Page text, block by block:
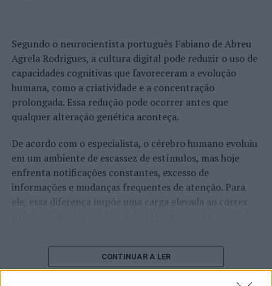
Segundo o neurocientista português Fabiano de Abreu
Agrela Rodrigues, a cultura digital pode reduzir o uso de
capacidades cognitivas que favoreceram a evolução
humana, como a criatividade e a concentração
prolongada. Essa redução pode ocorrer antes que
qualquer alteração genética aconteça.
De acordo com o especialista, o cérebro humano evoluiu
em um ambiente de escassez de estímulos, mas hoje
enfrenta notificações constantes, excesso de
informações e mudanças frequentes de atenção. Para
ele, essa diferença impõe uma carga elevada ao córtex
O pesquisador afirma que plataformas digitais também
estimulam continuamente o sistema de recompensa do
CONTINUAR A LER